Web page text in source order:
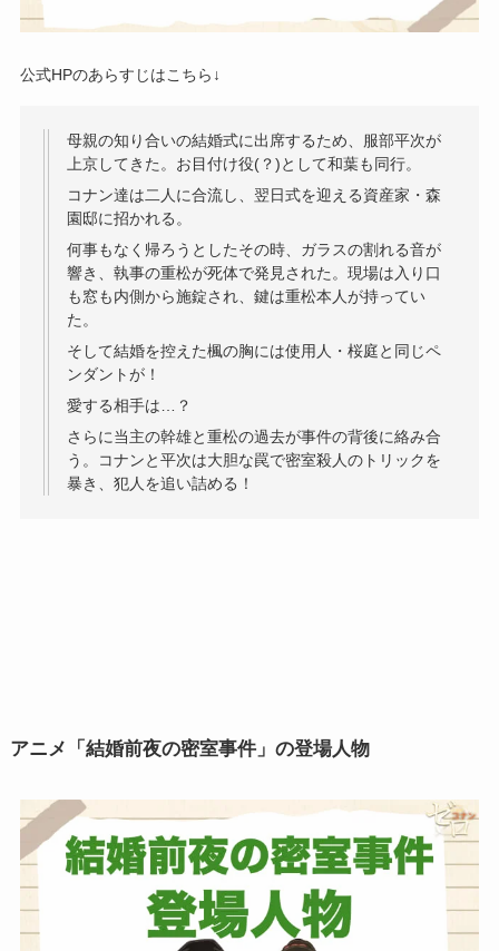
公式HPのあらすじはこちら↓
母親の知り合いの結婚式に出席するため、服部平次が
上京してきた。お目付け役(？)として和葉も同行。
コナン達は二人に合流し、翌日式を迎える資産家・森
園邸に招かれる。
何事もなく帰ろうとしたその時、ガラスの割れる音が
響き、執事の重松が死体で発見された。現場は入り口
も窓も内側から施錠され、鍵は重松本人が持ってい
た。
そして結婚を控えた楓の胸には使用人・桜庭と同じペ
ンダントが！
愛する相手は…？
さらに当主の幹雄と重松の過去が事件の背後に絡み合
う。コナンと平次は大胆な罠で密室殺人のトリックを
暴き、犯人を追い詰める！
アニメ「結婚前夜の密室事件」の登場人物